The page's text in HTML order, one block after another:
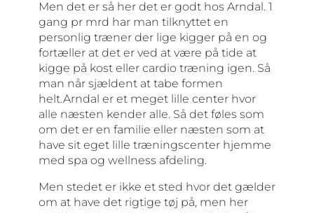
Men det er så her det er godt hos Arndal. 1
gang pr mrd har man tilknyttet en
personlig træner der lige kigger på en og
fortæller at det er ved at være på tide at
kigge på kost eller cardio træning igen. Så
man når sjældent at tabe formen
helt.Arndal er et meget lille center hvor
alle næsten kender alle. Så det føles som
om det er en familie eller næsten som at
have sit eget lille træningscenter hjemme
med spa og wellness afdeling.
Men stedet er ikke et sted hvor det gælder
om at have det rigtige tøj på, men her